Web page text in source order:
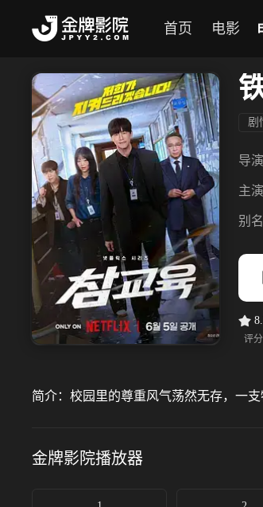
首页 电影
剧
导
主
别
评分
简介： 校园里的尊重风气荡然无存，一
金牌影院播放器